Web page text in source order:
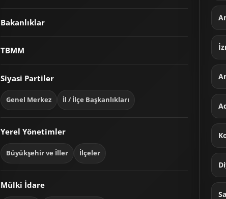
Bakanlıklar
TBMM
Siyasi Partiler
Genel Merkez İl / İlçe Başkanlıkları
Yerel Yönetimler
Büyükşehir ve İller İlçeler
Mülki İdare